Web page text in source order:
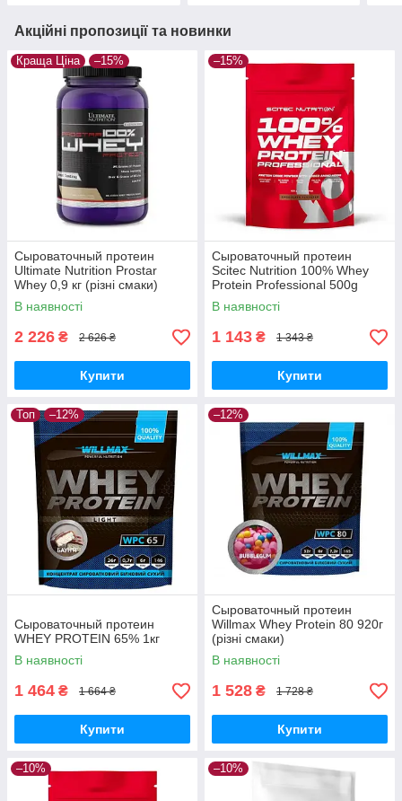
Акційні пропозиції та новинки
Краща Ціна –15%
Сыроваточный протеин
Ultimate Nutrition Prostar
Whey 0,9 кг (різні смаки)
В наявності
2 226 ₴ 2 626 ₴
Купити
–15%
Сыроваточный протеин
Scitec Nutrition 100% Whey
Protein Professional 500g
В наявності
1 143 ₴ 1 343 ₴
Купити
Топ –12%
Сыроваточный протеин
WHEY PROTEIN 65% 1кг
В наявності
1 464 ₴ 1 664 ₴
Купити
–12%
Сыроваточный протеин
Willmax Whey Protein 80 920г
(різні смаки)
В наявності
1 528 ₴ 1 728 ₴
Купити
–10% –10%